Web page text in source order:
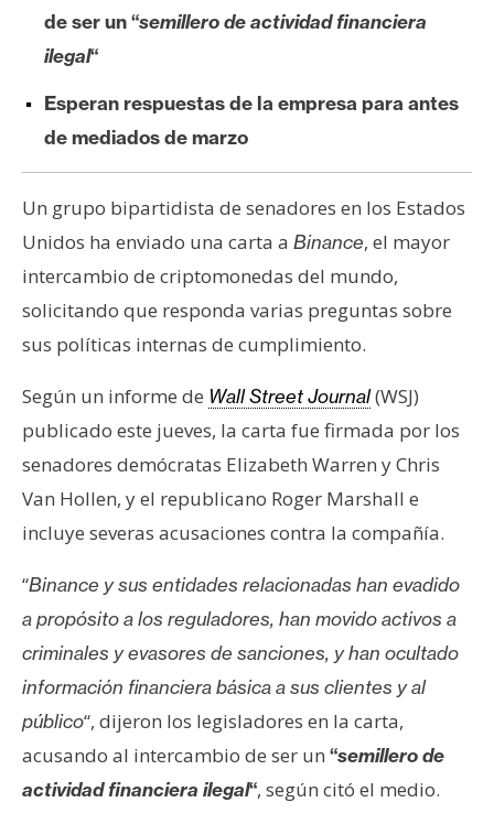
I
á
l
i
s
s
N
o
t
a
s
e
P
r
e
n
s
a
de ser un “semillero de actividad financiera
ilegal“
Esperan respuestas de la empresa para antes
de mediados de marzo
Un grupo bipartidista de senadores en los Estados
Unidos ha enviado una carta a Binance, el mayor
intercambio de criptomonedas del mundo,
solicitando que responda varias preguntas sobre
sus políticas internas de cumplimiento.
Según un informe de Wall Street Journal(WSJ)
publicado este jueves, la carta fue firmada por los
senadores demócratas Elizabeth Warren y Chris
Van Hollen, y el republicano Roger Marshall e
incluye severas acusaciones contra la compañía.
“Binance y sus entidades relacionadas han evadido
a propósito a los reguladores, han movido activos a
criminales y evasores de sanciones, y han ocultado
información financiera básica a sus clientes y al
público“, dijeron los legisladores en la carta,
acusando al intercambio de ser un “semillero de
actividad financiera ilegal“, según citó el medio.